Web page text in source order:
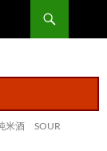
米酒 SOUR